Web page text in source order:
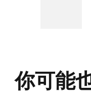
你可能